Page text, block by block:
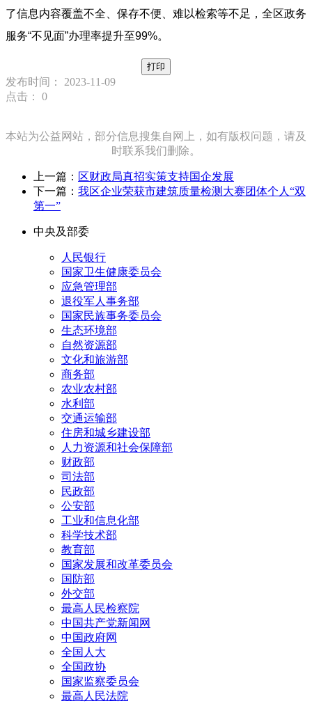
了信息内容覆盖不全、保存不便、难以检索等不足，全区政务
服务“不见面”办理率提升至99%。
打印
发布时间： 2023-11-09
点击： 0
本站为公益网站，部分信息搜集自网上，如有版权问题，请及
时联系我们删除。
上一篇： 区财政局真招实策支持国企发展
下一篇： 我区企业荣获市建筑质量检测大赛团体个人“双
第一”
中央及部委
人民银行
国家卫生健康委员会
应急管理部
退役军人事务部
国家民族事务委员会
生态环境部
自然资源部
文化和旅游部
商务部
农业农村部
水利部
交通运输部
住房和城乡建设部
人力资源和社会保障部
财政部
司法部
民政部
公安部
工业和信息化部
科学技术部
教育部
国家发展和改革委员会
国防部
外交部
最高人民检察院
中国共产党新闻网
中国政府网
全国人大
全国政协
国家监察委员会
最高人民法院